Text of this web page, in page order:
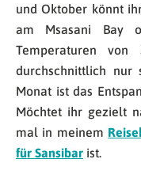
und Oktober könnt
am Msasani Bay
Temperaturen von
durchschnittlich nur
Monat ist das
Möchtet ihr gezielt
mal in meinem
für Sansibar ist.